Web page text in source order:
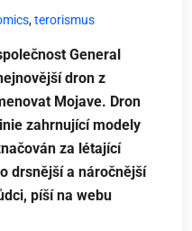
,terorismus
General
dron z
Mojave. Dron
zahrnující modely
za létající
drsnější a náročnější
píší na webu